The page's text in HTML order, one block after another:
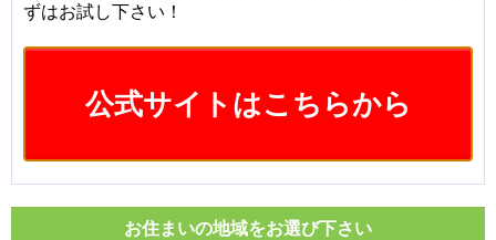
ずはお試し下さい！
公式サイトはこちらから
お住まいの地域をお選び下さい